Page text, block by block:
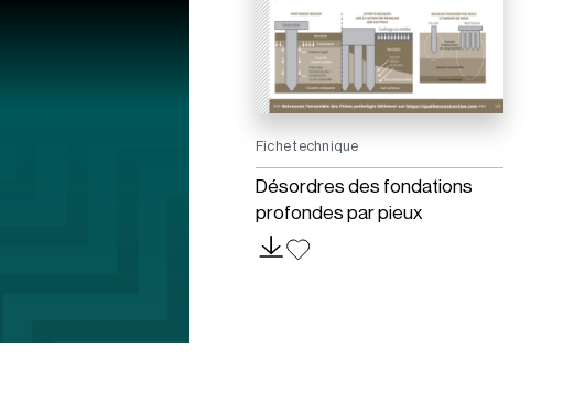
Fiche technique
Désordres des fondations
profondes par pieux